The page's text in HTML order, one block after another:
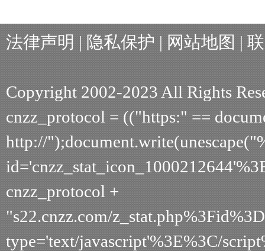
法律声明 | 隐私保护 | 网站地图 |
Copyright 2002-2023 All Rights
cnzz_protocol = (("https:" ==
http://
cnzz_protocol +
"s22.cnzz.com/
type='text/javascript'%3E%3C/